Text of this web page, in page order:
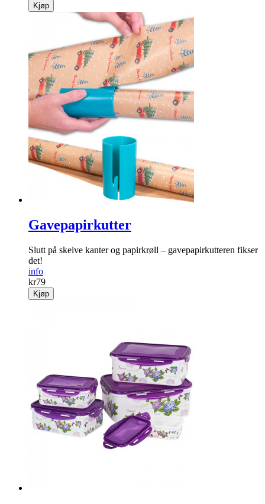
Kjøp
Gavepapirkutter
Slutt på skeive kanter og papirkrøll – gavepapirkutteren fikser
det!
info
kr79
Kjøp